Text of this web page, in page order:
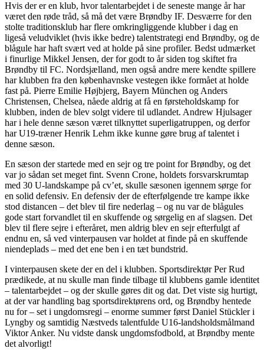
Hvis der er en klub, hvor talentarbejdet i de seneste mange år har
været den røde tråd, så må det være Brøndby IF. Desværre for den
stolte traditionsklub har flere omkringliggende klubber i dag en
ligeså veludviklet (hvis ikke bedre) talentstrategi end Brøndby, og de
blågule har haft svært ved at holde på sine profiler. Bedst udmærket
i finurlige Mikkel Jensen, der for godt to år siden tog skiftet fra
Brøndby til FC. Nordsjælland, men også andre mere kendte spillere
har klubben fra den københavnske vestegen ikke formået at holde
fast på. Pierre Emilie Højbjerg, Bayern München og Anders
Christensen, Chelsea, nåede aldrig at få en førsteholdskamp for
klubben, inden de blev solgt videre til udlandet. Andrew Hjulsager
har i hele denne sæson været tilknyttet superligatruppen, og derfor
har U19-træner Henrik Lehm ikke kunne gøre brug af talentet i
denne sæson.
En sæson der startede med en sejr og tre point for Brøndby, og det
var jo sådan set meget fint. Svenn Crone, holdets forsvarskrumtap
med 30 U-landskampe på cv’et, skulle sæsonen igennem sørge for
en solid defensiv. En defensiv der de efterfølgende tre kampe ikke
stod distancen – det blev til fire nederlag – og nu var de blågules
gode start forvandlet til en skuffende og sørgelig en af slagsen. Det
blev til flere sejre i efteråret, men aldrig blev en sejr efterfulgt af
endnu en, så ved vinterpausen var holdet at finde på en skuffende
niendeplads – med det ene ben i en tæt bundstrid.
I vinterpausen skete der en del i klubben. Sportsdirektør Per Rud
prædikede, at nu skulle man finde tilbage til klubbens gamle identitet
– talentarbejdet – og der skulle gøres dit og dat. Det viste sig hurtigt,
at der var handling bag sportsdirektørens ord, og Brøndby hentede
nu for – set i ungdomsregi – enorme summer først Daniel Stückler i
Lyngby og samtidig Næstveds talentfulde U16-landsholdsmålmand
Viktor Anker. Nu vidste dansk ungdomsfodbold, at Brøndby mente
det alvorligt!